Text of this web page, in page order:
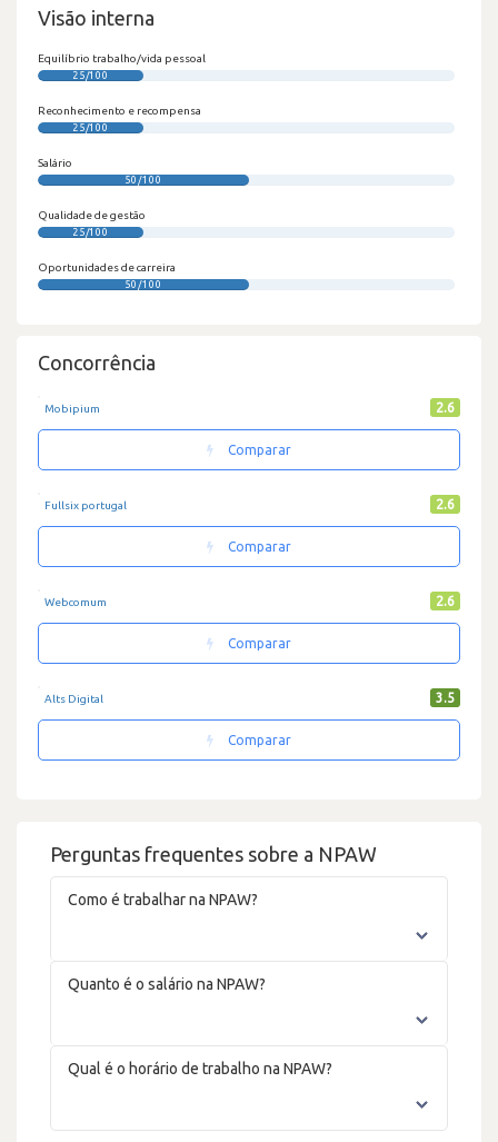
Perguntas frequentes sobre a NPAW
Como é trabalhar na NPAW?
Quanto é o salário na NPAW?
Qual é o horário de trabalho na NPAW?
Visão interna
Equilíbrio trabalho/vida pessoal
25/100
Reconhecimento e recompensa
25/100
Salário
50/100
Qualidade de gestão
25/100
Oportunidades de carreira
50/100
Concorrência
Mobipium 2.6
Comparar
Fullsix portugal 2.6
Comparar
Webcomum 2.6
Comparar
Alts Digital 3.5
Comparar